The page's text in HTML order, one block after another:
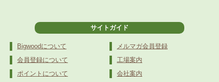
サイトガイド
Bigwoodについて
会員登録について
ポイントについて
メルマガ会員登録
工場案内
会社案内